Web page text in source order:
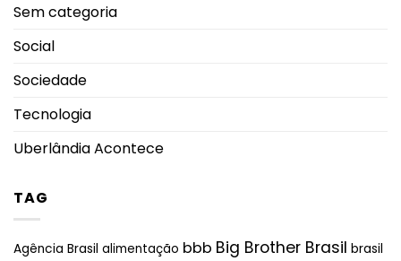
Sem categoria
Social
Sociedade
Tecnologia
Uberlândia Acontece
TAG
Agência Brasil alimentação bbb Big Brother Brasil brasil